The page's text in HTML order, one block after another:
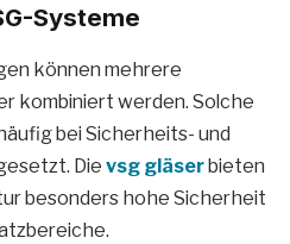
Systeme
können mehrere
kombiniert werden. Solche
bei Sicherheits- und
Die vsg gläserbieten
besonders hohe Sicherheit